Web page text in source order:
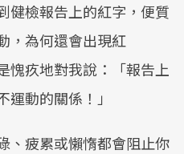
健檢報告上的紅字，便質
，為何還會出現紅
愧疚地對我說：「報告上
動的關係！」
、疲累或懶惰都會阻止你